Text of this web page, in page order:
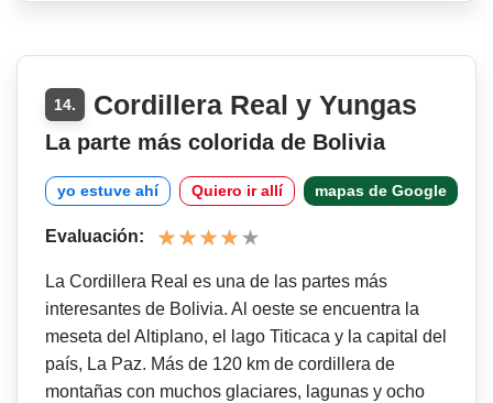
14. Cordillera Real y Yungas
La parte más colorida de Bolivia
yo estuve ahí Quiero ir allí mapas de Google
Evaluación:
La Cordillera Real es una de las partes más
interesantes de Bolivia. Al oeste se encuentra la
meseta del Altiplano, el lago Titicaca y la capital del
país, La Paz. Más de 120 km de cordillera de
montañas con muchos glaciares, lagunas y ocho